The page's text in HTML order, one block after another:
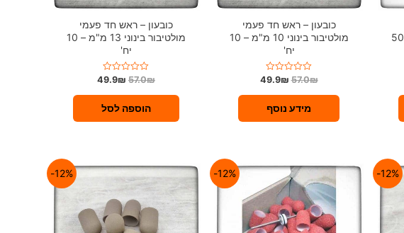
מולטיבור בינוני 13 מ"מ – 50
כובעון – ראש חד פעמי
מולטיבור בינוני 10 מ"מ – 10
יח'
ד
ר
0
מ
57.0₪
49.9₪
מידע נוסף
כובעון – ראש חד פעמי
מולטיבור בינוני 13 מ"מ – 10
יח'
ד
ר
0
מ
57.0₪
49.9₪
הוספה לסל
12%-
12%-
12%-